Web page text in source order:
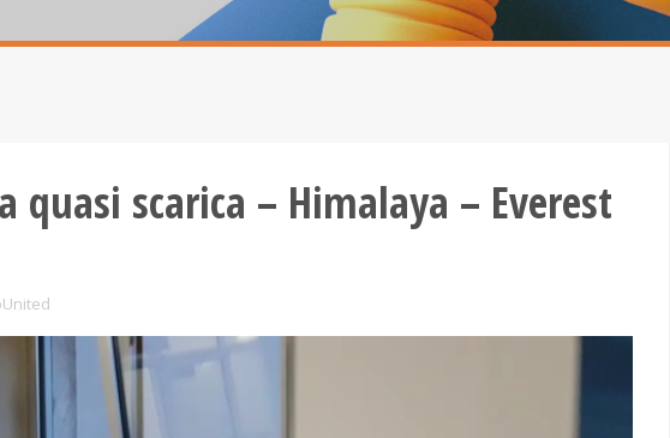
quasi scarica – Himalaya – Everest